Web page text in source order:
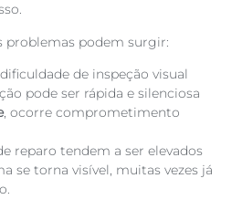
problemas podem surgir:
de inspeção visual
pode ser rápida e silenciosa
, ocorre comprometimento
reparo tendem a ser elevados
se torna visível, muitas vezes já